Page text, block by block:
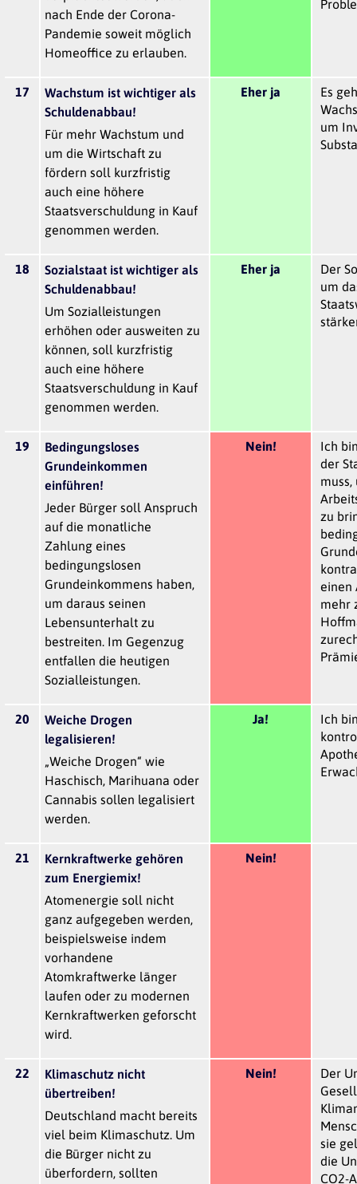
nach Ende der Corona-
Pandemie soweit möglich
Homeoffice zu erlauben.
17
Wachstum ist wichtiger als
Schuldenabbau!
Für mehr Wachstum und
um die Wirtschaft zu
fördern soll kurzfristig
auch eine höhere
Staatsverschuldung in Kauf
genommen werden.
Eher ja
Es
um
18
Sozialstaat ist wichtiger als
Schuldenabbau!
Um Sozialleistungen
erhöhen oder ausweiten zu
können, soll kurzfristig
auch eine höhere
Staatsverschuldung in Kauf
genommen werden.
Eher ja
Der
um
19
Bedingungsloses
Grundeinkommen
einführen!
Jeder Bürger soll Anspruch
auf die monatliche
Zahlung eines
bedingungslosen
Grundeinkommens haben,
um daraus seinen
Lebensunterhalt zu
bestreiten. Im Gegenzug
entfallen die heutigen
Sozialleistungen.
Nein!
Ich
der
zu
einen
mehr
20
Weiche Drogen
legalisieren!
„Weiche Drogen“ wie
Haschisch, Marihuana oder
Cannabis sollen legalisiert
werden.
Ja!
Ich
21
Kernkraftwerke gehören
zum Energiemix!
Atomenergie soll nicht
ganz aufgegeben werden,
beispielsweise indem
vorhandene
Atomkraftwerke länger
laufen oder zu modernen
Kernkraftwerken geforscht
wird.
Nein!
22
Klimaschutz nicht
übertreiben!
Deutschland macht bereits
viel beim Klimaschutz. Um
die Bürger nicht zu
überfordern, sollten
Nein!
Der
sie
die
CO2-